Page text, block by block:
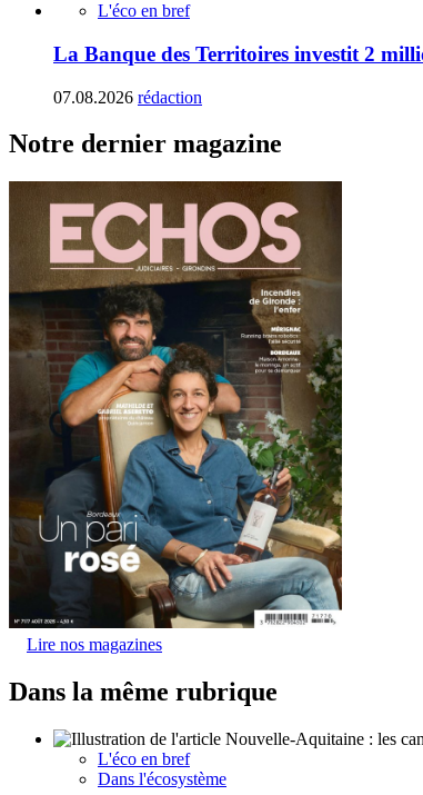
L'éco en bref
La Banque des Territoires investit 2
07.08.2026 rédaction
Notre dernier magazine
Lire nos magazines
Dans la même rubrique
L'éco en bref
Dans l'écosystème